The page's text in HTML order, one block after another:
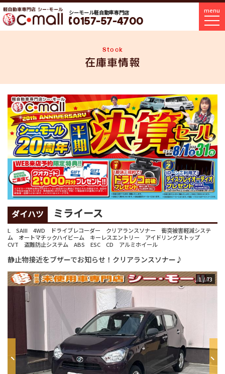
シーモール軽自動車専門店
0157-57-4700
menu
Stock
在庫車情報
ダイハツ ミライース
L SAIII 4WD ドライブレコーダー クリアランスソナー 衝突被害軽減システ
ム オートマチックハイビーム キーレスエントリー アイドリングストップ
CVT 盗難防止システム ABS ESC CD アルミホイール
静止物接近をブザーでお知らせ！クリアランスソナー♪
1 /73